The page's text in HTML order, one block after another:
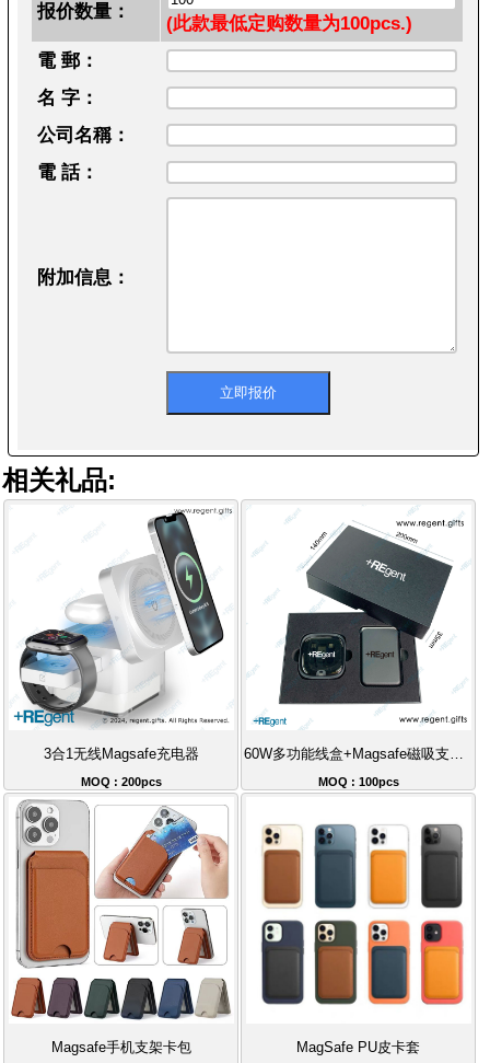
报价数量：
(此款最低定购数量为100pcs.)
電 郵：
名 字：
公司名稱：
電 話：
附加信息：
相关礼品:
3合1无线Magsafe充电器
MOQ : 200pcs
60W多功能线盒+Magsafe磁吸支架卡包+天地盖礼盒套装
MOQ : 100pcs
Magsafe手机支架卡包 MagSafe PU皮卡套